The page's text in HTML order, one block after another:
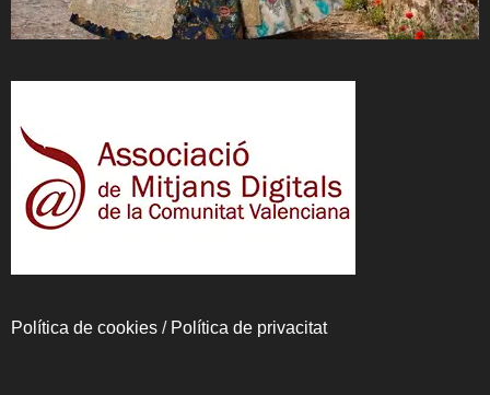
Política de cookies / Política de privacitat